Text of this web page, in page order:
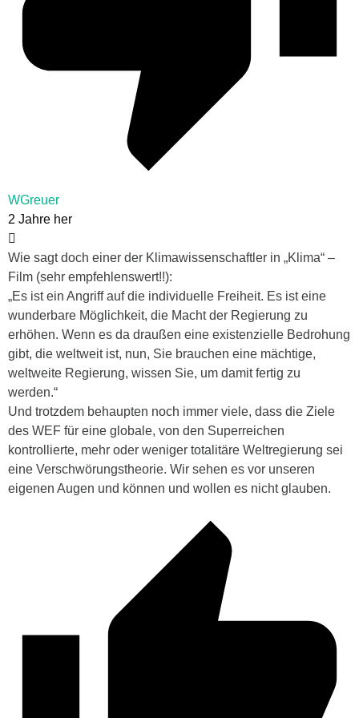
WGreuer
2 Jahre her
Wie sagt doch einer der Klimawissenschaftler in „Klima“ –
Film (sehr empfehlenswert!!):
„Es ist ein Angriff auf die individuelle Freiheit. Es ist eine
wunderbare Möglichkeit, die Macht der Regierung zu
erhöhen. Wenn es da draußen eine existenzielle Bedrohung
gibt, die weltweit ist, nun, Sie brauchen eine mächtige,
weltweite Regierung, wissen Sie, um damit fertig zu
werden.“
Und trotzdem behaupten noch immer viele, dass die Ziele
des WEF für eine globale, von den Superreichen
kontrollierte, mehr oder weniger totalitäre Weltregierung sei
eine Verschwörungstheorie. Wir sehen es vor unseren
eigenen Augen und können und wollen es nicht glauben.